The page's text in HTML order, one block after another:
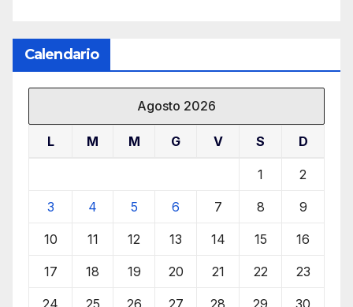
Calendario
Agosto 2026
L M M G V S D
1 2
3 4 5 6 7 8 9
10 11 12 13 14 15 16
17 18 19 20 21 22 23
24 25 26 27 28 29 30